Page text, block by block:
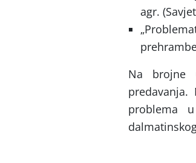
agr.
Na brojne
problema